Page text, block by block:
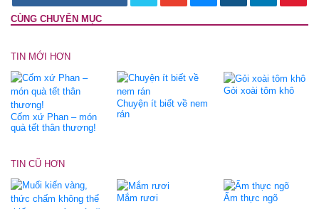
CÙNG CHUYÊN MỤC
TIN MỚI HƠN
Cốm xứ Phan – món
quà tết thân thương!
Chuyện ít biết về nem
rán
Gỏi xoài tôm khô
TIN CŨ HƠN
Mắm rươi Ẩm thực ngõ